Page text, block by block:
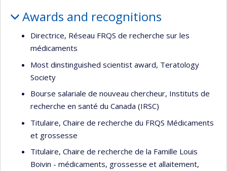
Awards and recognitions
Directrice, Réseau FRQS de recherche sur les
médicaments
Most dinstinguished scientist award, Teratology
Society
Bourse salariale de nouveau chercheur, Instituts de
recherche en santé du Canada (IRSC)
Titulaire, Chaire de recherche du FRQS Médicaments
et grossesse
Titulaire, Chaire de recherche de la Famille Louis
Boivin - médicaments, grossesse et allaitement,